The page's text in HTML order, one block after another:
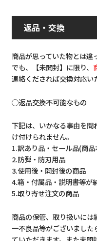
返品・交換
商品が思っていた物とは
でも、【未開封】に限り、
連絡くだされば交換対応い
◯返品交換不可能なもの
下記は、いかなる事由を
け付けられません。
1.訳あり品・セール品(商
2.防弾・防刃用品
3.使用後・開封後の商品
4.箱・付属品・説明書等が
5.取り寄せ注文の商品
商品の保管、取り扱いに
一不良品等がございました